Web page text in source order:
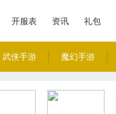
武侠手游 魔幻手游
开服表 资讯 礼包